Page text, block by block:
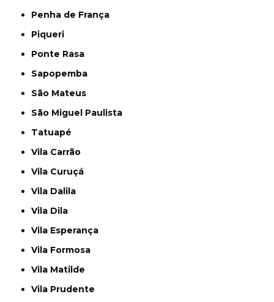
Penha de França
Piqueri
Ponte Rasa
Sapopemba
São Mateus
São Miguel Paulista
Tatuapé
Vila Carrão
Vila Curuçá
Vila Dalila
Vila Dila
Vila Esperança
Vila Formosa
Vila Matilde
Vila Prudente